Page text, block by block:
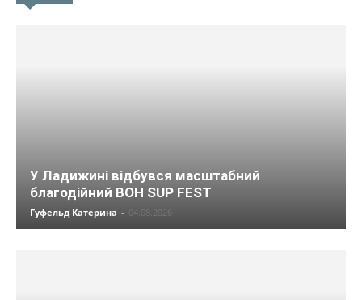
У Ладижині відбувся масштабний
благодійний BOH SUP FEST
Гуфельд Катерина - 04.08.2026